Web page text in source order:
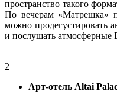
пространство такого
По вечерам «Матрешка»
можно продегустировать
и послушать атмосферные
2
Арт-отель Altai